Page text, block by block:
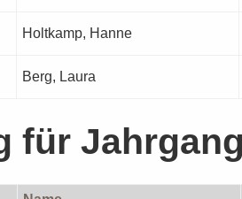
Holtkamp, Hanne
Berg, Laura
für